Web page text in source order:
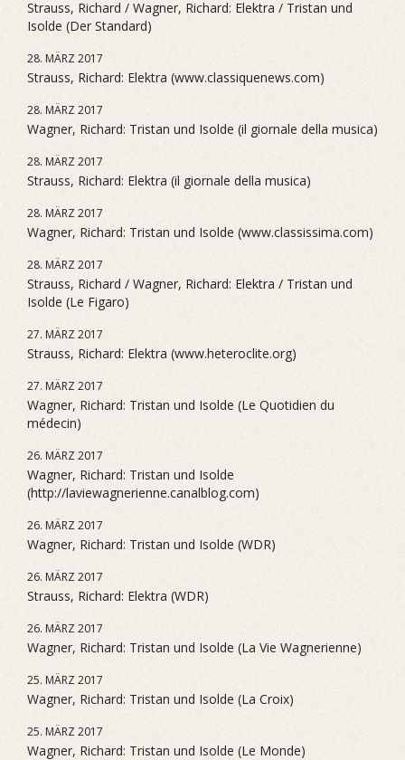
Strauss, Richard / Wagner, Richard: Elektra / Tristan und
Isolde (Der Standard)
28. MÄRZ 2017
Strauss, Richard: Elektra (www.classiquenews.com)
28. MÄRZ 2017
Wagner, Richard: Tristan und Isolde (il giornale della musica)
28. MÄRZ 2017
Strauss, Richard: Elektra (il giornale della musica)
28. MÄRZ 2017
Wagner, Richard: Tristan und Isolde (www.classissima.com)
28. MÄRZ 2017
Strauss, Richard / Wagner, Richard: Elektra / Tristan und
Isolde (Le Figaro)
27. MÄRZ 2017
Strauss, Richard: Elektra (www.heteroclite.org)
27. MÄRZ 2017
Wagner, Richard: Tristan und Isolde (Le Quotidien du
médecin)
26. MÄRZ 2017
Wagner, Richard: Tristan und Isolde
(http://laviewagnerienne.canalblog.com)
26. MÄRZ 2017
Wagner, Richard: Tristan und Isolde (WDR)
26. MÄRZ 2017
Strauss, Richard: Elektra (WDR)
26. MÄRZ 2017
Wagner, Richard: Tristan und Isolde (La Vie Wagnerienne)
25. MÄRZ 2017
Wagner, Richard: Tristan und Isolde (La Croix)
25. MÄRZ 2017
Wagner, Richard: Tristan und Isolde (Le Monde)